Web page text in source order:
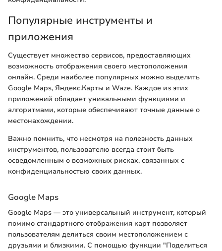
Популярные инструменты и
приложения
Существует множество сервисов, предоставляющих
возможность отображения своего местоположения
онлайн. Среди наиболее популярных можно выделить
Google Maps, Яндекс.Карты и Waze. Каждое из этих
приложений обладает уникальными функциями и
алгоритмами, которые обеспечивают точные данные о
местонахождении.
Важно помнить, что несмотря на полезность данных
инструментов, пользователю всегда стоит быть
осведомленным о возможных рисках, связанных с
конфиденциальностью своих данных.
Google Maps
Google Maps — это универсальный инструмент, который
помимо стандартного отображения карт позволяет
пользователям делиться своим местоположением с
друзьями и близкими. С помощью функции "Поделиться